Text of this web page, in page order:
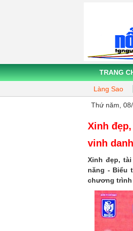
TRANG
Làng Sao
Thứ năm,
Xinh
vinh
Xinh đẹp,
năng - Biểu
chương trình